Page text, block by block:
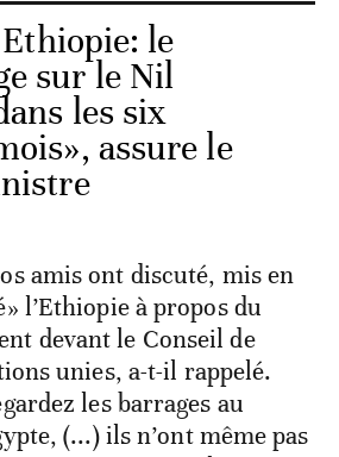
Ethiopie: le
sur le Nil
les six
assure le
amis ont discuté, mis en
l’Ethiopie à propos du
devant le Conseil de
unies, a-t-il rappelé.
les barrages au
(...) ils n’ont même pas